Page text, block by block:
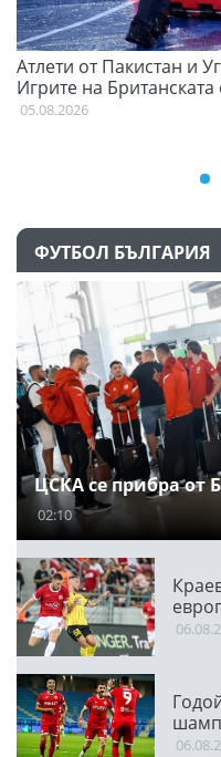
Атлети от Пакистан и
Игрите на
05.08.2026
ФУТБОЛ БЪЛГАРИЯ
ЦСКА се прибра от
02:10